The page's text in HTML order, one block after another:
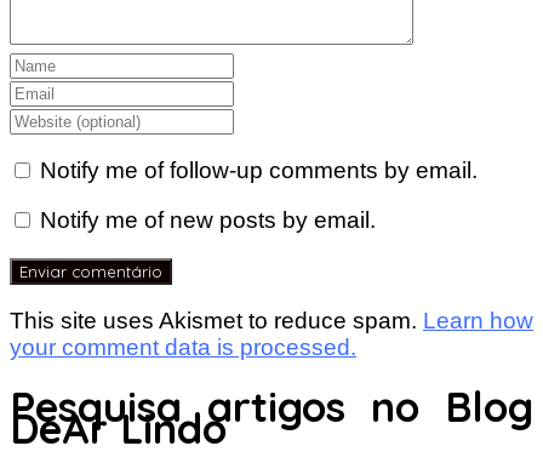
Notify me of follow-up comments by email.
Notify me of new posts by email.
This site uses Akismet to reduce spam. Learn how
your comment data is processed.
Pesquisa artigos no Blog
DeAr Lindo